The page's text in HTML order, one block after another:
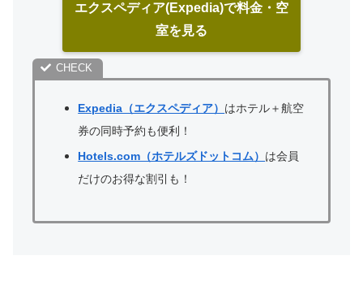
エクスペディア(Expedia)で料金・空
室を見る
Expedia（エクスペディア） はホテル＋航空
券の同時予約も便利！
Hotels.com（ホテルズドットコム） は会員
だけのお得な割引も！